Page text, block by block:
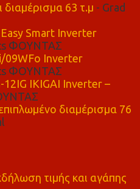
διαμέρισμα 63 τ.μ - Grad
Easy Smart Inverter
ΦΟΥΝΤΑΣ
09WFo Inverter
ΦΟΥΝΤΑΣ
IKIGAI Inverter –
διαμέρισμα 76
τιμής και αγάπης